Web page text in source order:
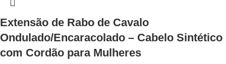
Extensão de Rabo de Cavalo
Ondulado/Encaracolado – Cabelo Sintético
com Cordão para Mulheres